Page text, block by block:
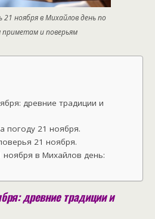
21 ноября в Михайлов день по
и поверьям
древние традиции и
погоду 21 ноября.
21 ноября.
ноября в Михайлов день:
древние традиции и